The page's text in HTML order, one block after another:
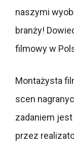
naszymi
branży!
filmowy w
Montażysta
scen
zadaniem
przez